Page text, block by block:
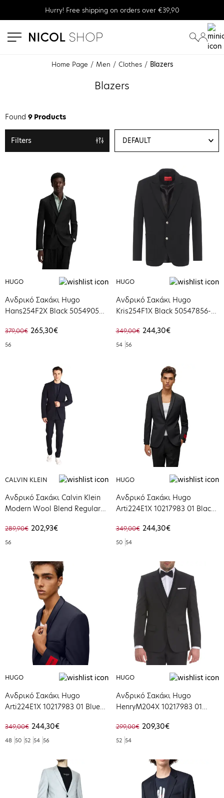
Hurry! Free shipping on orders over €39,90
Home Page Men Clothes Blazers
Blazers
Found 9 Products
Filters
HUGO
Ανδρικό Σακάκι Hugo
Hans254F2X Black 50549053-
379,00€ 265,30€
56
HUGO
Ανδρικό Σακάκι Hugo
Kris254F1X Black 50547856-
349,00€ 244,30€
54 56
CALVIN KLEIN
Ανδρικό Σακάκι Calvin Klein
Modern Wool Blend Regular
CHW
289,90€ 202,93€
56
HUGO
Ανδρικό Σακάκι Hugo
Arti224E1X 10217983 01 Black
349,00€ 244,30€
50 54
HUGO
Ανδρικό Σακάκι Hugo
Arti224E1X 10217983 01 Blue
349,00€ 244,30€
48 50 52 54 56
HUGO
Ανδρικό Σακάκι Hugo
HenryM204X 10217983 01
299,00€ 209,30€
52 54